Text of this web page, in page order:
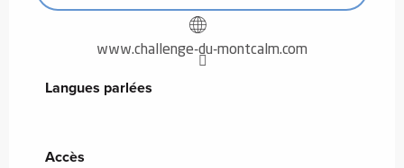
www.challenge-du-montcalm.com
Langues parlées
Langues parlées
Accès
Accès